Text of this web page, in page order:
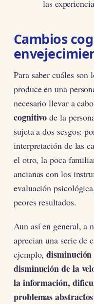
las
Cambios
Para saber cuáles
produce en una
necesario llevar a
cognitivo de la
sujeta a dos sesgos:
interpretación de las
el otro, la poca
ancianas con los
evaluación
peores resultados.
Aun así en general, a
aprecian una serie de
ejemplo,
disminución de la
la información,
problemas